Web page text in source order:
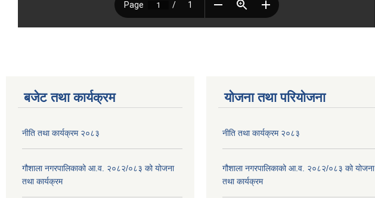
बजेट तथा कार्यक्रम
नीति तथा कार्यक्रम २०८३
गौशाला नगरपालिकाको आ.व. २०८२/०८३ को योजना
तथा कार्यक्रम
योजना तथा परियोजना
नीति तथा कार्यक्रम २०८३
गौशाला नगरपालिकाको आ.व. २०८२/०८३ को योजना
तथा कार्यक्रम